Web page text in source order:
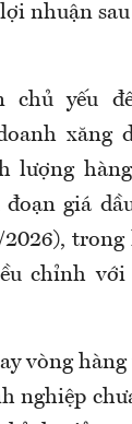
nhuận
chủ yếu
xăng
lượng
giá
chỉnh
vòng
nghiệp